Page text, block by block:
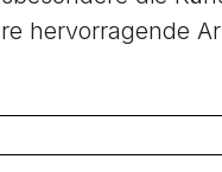
hervorragende